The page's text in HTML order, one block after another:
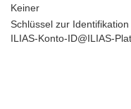
Keiner
Schlüssel zur
ILIAS-Konto-ID@ILIAS-